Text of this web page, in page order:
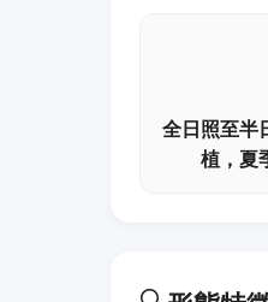
全日照至半
植，夏